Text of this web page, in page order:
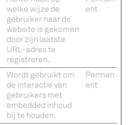
welke wijze de
gebruiker naar de
website is gekomen
door zijn laatste
URL-adres te
registreren.
ent
Wordt gebruikt om
de interactie van
gebruikers met
embedded inhoud
bij te houden.
Perman
ent